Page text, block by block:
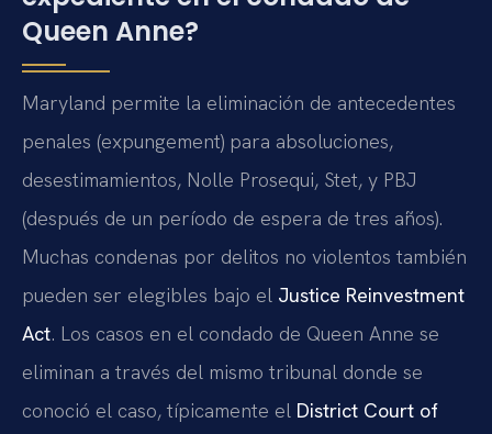
Queen Anne?
Maryland permite la eliminación de antecedentes
penales (expungement) para absoluciones,
desestimamientos, Nolle Prosequi, Stet, y PBJ
(después de un período de espera de tres años).
Muchas condenas por delitos no violentos también
pueden ser elegibles bajo el Justice Reinvestment
Act. Los casos en el condado de Queen Anne se
eliminan a través del mismo tribunal donde se
conoció el caso, típicamente el District Court of